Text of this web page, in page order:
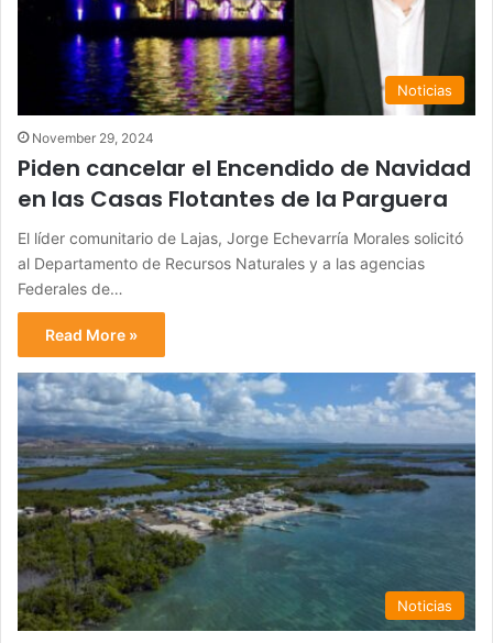
Noticias
November 29, 2024
Piden cancelar el Encendido de Navidad
en las Casas Flotantes de la Parguera
El líder comunitario de Lajas, Jorge Echevarría Morales solicitó
al Departamento de Recursos Naturales y a las agencias
Federales de…
Read More »
Noticias